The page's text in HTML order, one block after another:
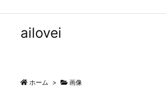
ailovei
ホーム > 画像